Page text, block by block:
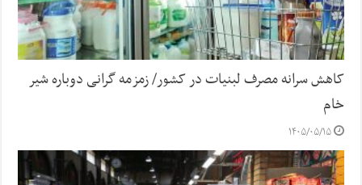
کاهش سرانه مصرف لبنیات در کشور/ زمزمه گرانی دوباره شیر
خام
۱۴۰۵/۰۵/۱۵